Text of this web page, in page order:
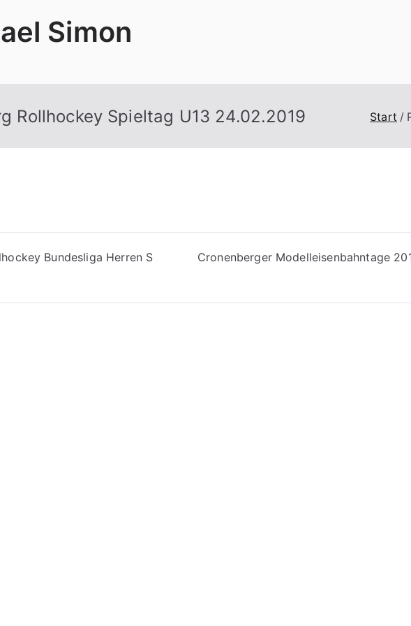
Simon
Rollhockey Spieltag U13 24.02.2019 Start
Bundesliga Herren S
Cronenberger Modelleisenbahntage